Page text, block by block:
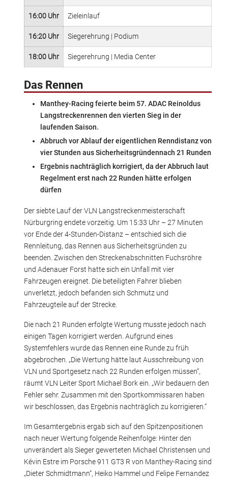
16:00 Uhr Zieleinlauf
16:20 Uhr Siegerehrung | Podium
18:00 Uhr Siegerehrung | Media Center
Das Rennen
Manthey-Racing feierte beim 57. ADAC Reinoldus
Langstreckenrennen den vierten Sieg in der
laufenden Saison.
Abbruch vor Ablauf der eigentlichen Renndistanz von
vier Stunden aus Sicherheitsgründennach 21 Runden
Ergebnis nachträglich korrigiert, da der Abbruch laut
Regelment erst nach 22 Runden hätte erfolgen
dürfen
Der siebte Lauf der VLN Langstreckenmeisterschaft
Nürburgring endete vorzeitig. Um 15:33 Uhr – 27 Minuten
vor Ende der 4-Stunden-Distanz – entschied sich die
Rennleitung, das Rennen aus Sicherheitsgründen zu
beenden. Zwischen den Streckenabschnitten Fuchsröhre
und Adenauer Forst hatte sich ein Unfall mit vier
Fahrzeugen ereignet. Die beteiligten Fahrer blieben
unverletzt, jedoch befanden sich Schmutz und
Fahrzeugteile auf der Strecke.
Die nach 21 Runden erfolgte Wertung musste jedoch nach
einigen Tagen korrigiert werden. Aufgrund eines
Systemfehlers wurde das Rennen eine Runde zu früh
abgebrochen. „Die Wertung hätte laut Ausschreibung von
VLN und Sportgesetz nach 22 Runden erfolgen müssen“,
räumt VLN Leiter Sport Michael Bork ein. „Wir bedauern den
Fehler sehr. Zusammen mit den Sportkommissaren haben
wir beschlossen, das Ergebnis nachträglich zu korrigieren.“
Im Gesamtergebnis ergab sich auf den Spitzenpositionen
nach neuer Wertung folgende Reihenfolge: Hinter den
unverändert als Sieger gewerteten Michael Christensen und
Kévin Estre im Porsche 911 GT3 R von Manthey-Racing sind
„Dieter Schmidtmann“, Heiko Hammel und Felipe Fernandez